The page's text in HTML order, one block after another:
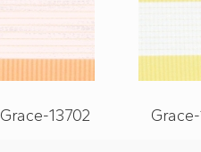
Grace-13702